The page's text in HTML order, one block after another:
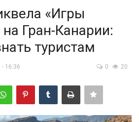
«Игры
Гран-Канарии:
туристам
- 16:36 0 20